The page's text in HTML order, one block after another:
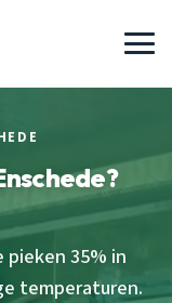
35% in
temperaturen.